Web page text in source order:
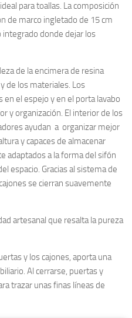
para toallas. La composición
de marco ingletado de 15 cm
donde dejar los
de la encimera de resina
de los materiales. Los
el espejo y en el porta lavabo
y organización. El interior de los
ayudan a organizar mejor
y capaces de almacenar
adaptados a la forma del sifón
espacio. Gracias al sistema de
se cierran suavemente
artesanal que resalta la pureza
y los cajones, aporta una
Al cerrarse, puertas y
trazar unas finas líneas de